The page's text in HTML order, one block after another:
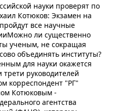
науки проверят по
Котюков: Экзамен на
все научные
ли существенно
ученым, не сокращая
объединять институты?
для науки окажется
трети руководителей
корреспондент "РГ"
Котюковым -
агентства